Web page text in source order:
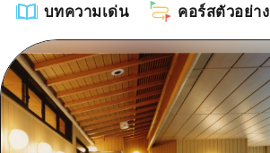
บทความเด่น คอร์สตัวอย่าง
บทความเด่น
รายการ
คอร์สตัวอย่าง